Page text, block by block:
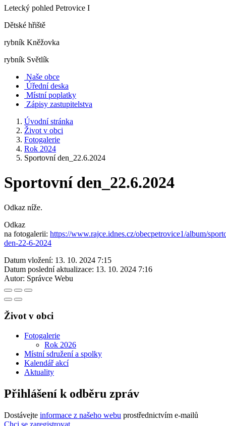
Letecký pohled Petrovice I
Dětské hřiště
rybník Kněžovka
rybník Světlík
Naše obce
Úřední deska
Místní poplatky
Zápisy zastupitelstva
Úvodní stránka
Život v obci
Fotogalerie
Rok 2024
Sportovní den_22.6.2024
Sportovní den_22.6.2024
Odkaz níže.
Odkaz
na fotogalerii: https://www.rajce.idnes.cz/obecpetrovice1/album/
den-22-6-2024
Datum vložení: 13. 10. 2024 7:15
Datum poslední aktualizace: 13. 10. 2024 7:16
Autor: Správce Webu
Život v obci
Fotogalerie
Rok 2026
Místní sdružení a spolky
Kalendář akcí
Aktuality
Přihlášení k odběru zpráv
Dostávejte informace z našeho webu prostřednictvím e-mailů
Chci se zaregistrovat